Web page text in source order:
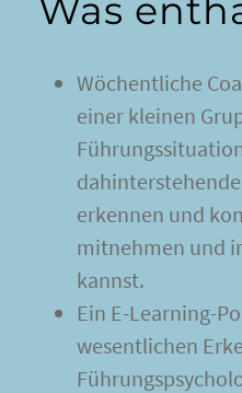
Was
Wöchentliche
einer kleinen
erkennen und
mitnehmen und
kannst.
Ein E-Learning-
wesentlichen